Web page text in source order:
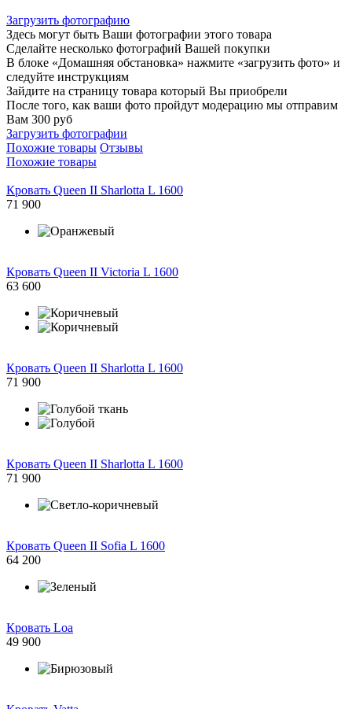
Загрузить фотографию
Здесь могут быть Ваши фотографии этого товара
Сделайте несколько фотографий Вашей покупки
В блоке «Домашняя обстановка» нажмите «загрузить фото» и
следуйте инструкциям
Зайдите на страницу товара который Вы приобрели
После того, как ваши фото пройдут модерацию мы отправим
Вам 300 руб
Загрузить фотографии
Похожие товары Отзывы
Похожие товары
Кровать Queen II Sharlotta L 1600
71 900
Кровать Queen II Victoria L 1600
63 600
Кровать Queen II Sharlotta L 1600
71 900
Кровать Queen II Sharlotta L 1600
71 900
Кровать Queen II Sofia L 1600
64 200
Кровать Loa
49 900